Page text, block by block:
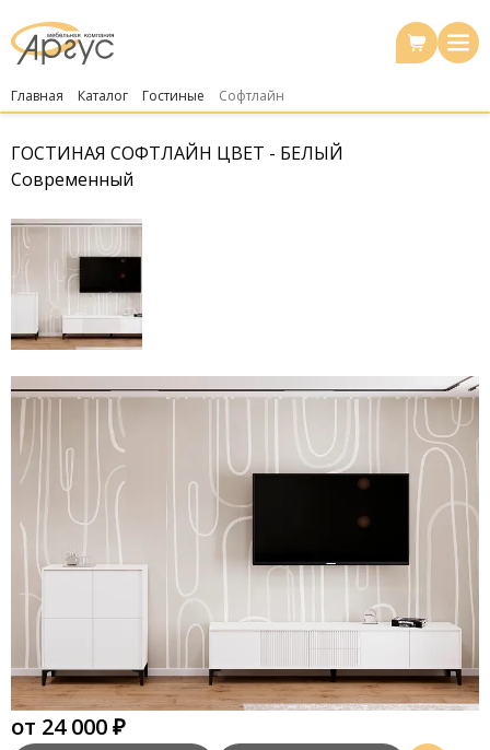
Главная Каталог Гостиные Софтлайн
ГОСТИНАЯ СОФТЛАЙН ЦВЕТ - БЕЛЫЙ
Современный
от 24 000 ₽